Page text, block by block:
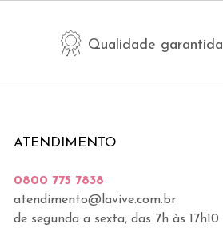
Qualidade garantida
ATENDIMENTO
0800 775 7838
atendimento@lavive.com.br
de segunda a sexta, das 7h às 17h10